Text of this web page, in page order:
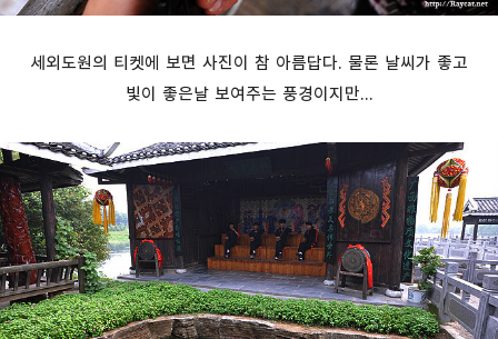
세외도원의 티켓에 보면 사진이 참 아름답다. 물론 날씨가 좋고
빛이 좋은날 보여주는 풍경이지만...